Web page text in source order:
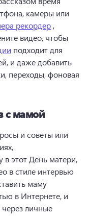
камеры или
рекордер ,
видео, чтобы
подходит для
и даже добавить
переходы, фоновая
с мамой
и советы или
в этот День матери,
в стиле интервью
маму
в Интернете, и
через личные